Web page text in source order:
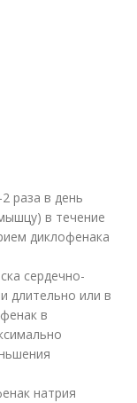
раза в день
в течение
диклофенака
сердечно-
длительно или в
в
натрия